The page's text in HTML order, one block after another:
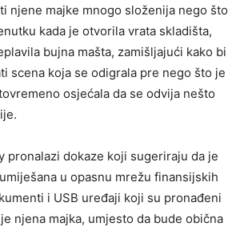
njene majke mnogo složenija nego što
kada je otvorila vrata skladišta,
bujna mašta, zamišljajući kako bi
scena koja se odigrala pre nego što je
osjećala da se odvija nešto
pronalazi dokaze koji sugeriraju da je
u opasnu mrežu finansijskih
i USB uređaji koji su pronađeni
njena majka, umjesto da bude obična